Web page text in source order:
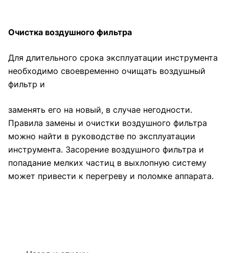
Очистка воздушного фильтра
Для длительного срока эксплуатации инструмента
необходимо своевременно очищать воздушный
фильтр и
заменять его на новый, в случае негодности.
Правила замены и очистки воздушного фильтра
можно найти в руководстве по эксплуатации
инструмента. Засорение воздушного фильтра и
попадание мелких частиц в выхлопную систему
может привести к перегреву и поломке аппарата.